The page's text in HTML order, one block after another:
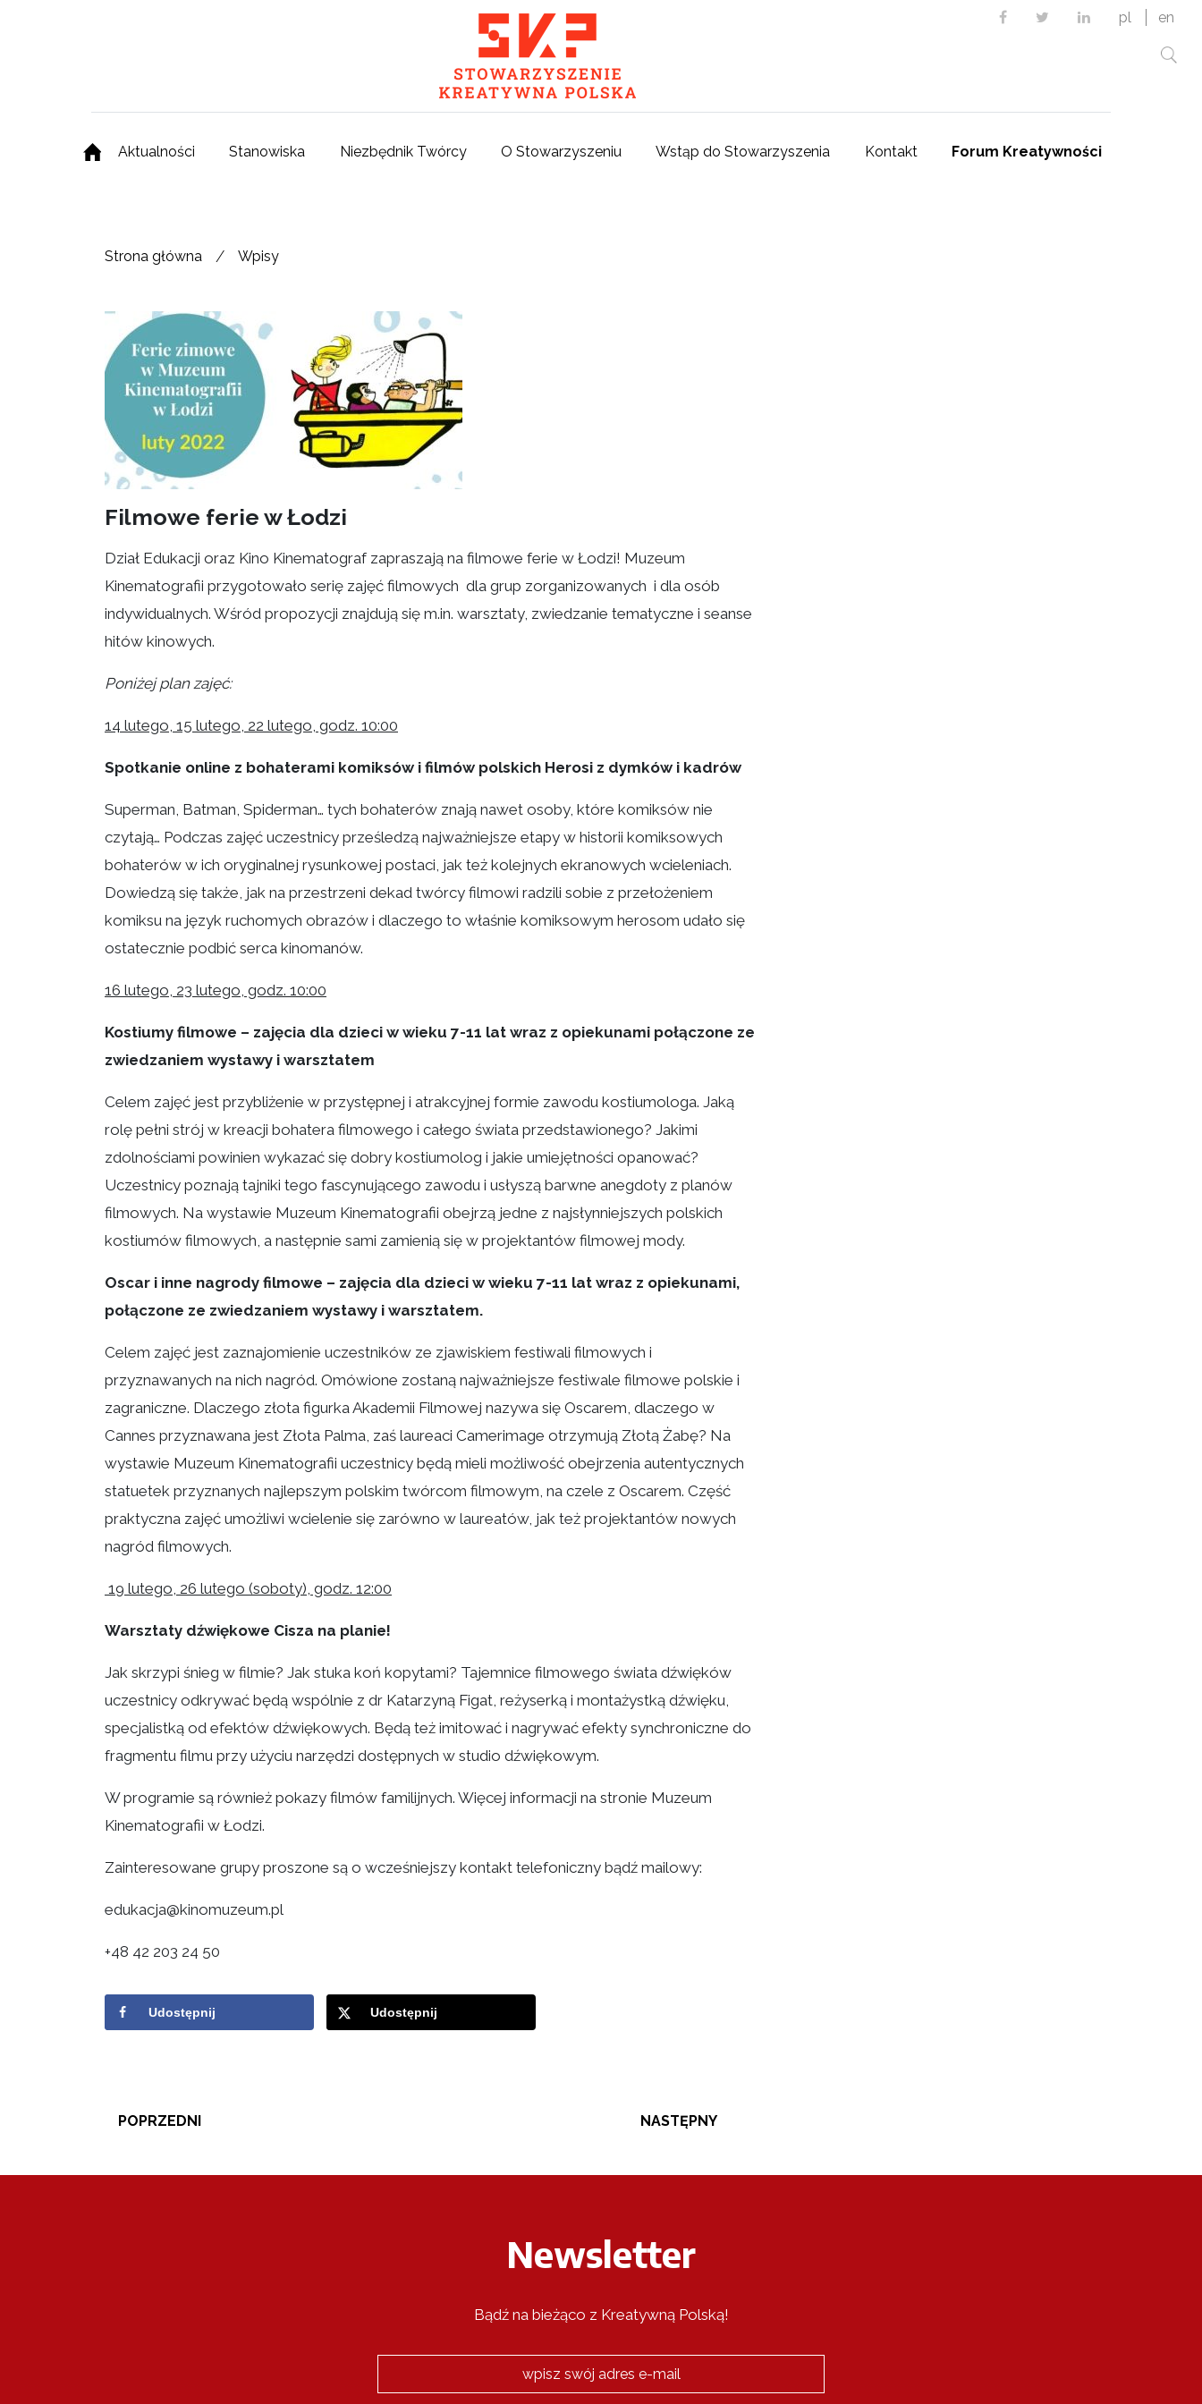
FacebookTwitterLinkedin
pl en
Aktualności Stanowiska Niezbędnik Twórcy O Stowarzyszeniu Wstąp do Stowarzyszenia Kontakt Forum Kreatywności
Strona główna / Wpisy
Filmowe ferie w Łodzi
Dział Edukacji oraz Kino Kinematograf zapraszają na filmowe ferie w Łodzi! Muzeum
Kinematografii przygotowało serię zajęć filmowych dla grup zorganizowanych i dla osób
indywidualnych. Wśród propozycji znajdują się m.in. warsztaty, zwiedzanie tematyczne i seanse
hitów kinowych.
Poniżej plan zajęć:
14 lutego, 15 lutego, 22 lutego, godz. 10:00
Spotkanie online z bohaterami komiksów i filmów polskich Herosi z dymków i kadrów
Superman, Batman, Spiderman… tych bohaterów znają nawet osoby, które komiksów nie
czytają… Podczas zajęć uczestnicy prześledzą najważniejsze etapy w historii komiksowych
bohaterów w ich oryginalnej rysunkowej postaci, jak też kolejnych ekranowych wcieleniach.
Dowiedzą się także, jak na przestrzeni dekad twórcy filmowi radzili sobie z przełożeniem
komiksu na język ruchomych obrazów i dlaczego to właśnie komiksowym herosom udało się
ostatecznie podbić serca kinomanów.
16 lutego, 23 lutego, godz. 10:00
Kostiumy filmowe – zajęcia dla dzieci w wieku 7-11 lat wraz z opiekunami połączone ze
zwiedzaniem wystawy i warsztatem
Celem zajęć jest przybliżenie w przystępnej i atrakcyjnej formie zawodu kostiumologa. Jaką
rolę pełni strój w kreacji bohatera filmowego i całego świata przedstawionego? Jakimi
zdolnościami powinien wykazać się dobry kostiumolog i jakie umiejętności opanować?
Uczestnicy poznają tajniki tego fascynującego zawodu i usłyszą barwne anegdoty z planów
filmowych. Na wystawie Muzeum Kinematografii obejrzą jedne z najsłynniejszych polskich
kostiumów filmowych, a następnie sami zamienią się w projektantów filmowej mody.
Oscar i inne nagrody filmowe – zajęcia dla dzieci w wieku 7-11 lat wraz z opiekunami,
połączone ze zwiedzaniem wystawy i warsztatem.
Celem zajęć jest zaznajomienie uczestników ze zjawiskiem festiwali filmowych i
przyznawanych na nich nagród. Omówione zostaną najważniejsze festiwale filmowe polskie i
zagraniczne. Dlaczego złota figurka Akademii Filmowej nazywa się Oscarem, dlaczego w
Cannes przyznawana jest Złota Palma, zaś laureaci Camerimage otrzymują Złotą Żabę? Na
wystawie Muzeum Kinematografii uczestnicy będą mieli możliwość obejrzenia autentycznych
statuetek przyznanych najlepszym polskim twórcom filmowym, na czele z Oscarem. Część
praktyczna zajęć umożliwi wcielenie się zarówno w laureatów, jak też projektantów nowych
nagród filmowych.
19 lutego, 26 lutego (soboty), godz. 12:00
Warsztaty dźwiękowe Cisza na planie!
Jak skrzypi śnieg w filmie? Jak stuka koń kopytami? Tajemnice filmowego świata dźwięków
uczestnicy odkrywać będą wspólnie z dr Katarzyną Figat, reżyserką i montażystką dźwięku,
specjalistką od efektów dźwiękowych. Będą też imitować i nagrywać efekty synchroniczne do
fragmentu filmu przy użyciu narzędzi dostępnych w studio dźwiękowym.
W programie są również pokazy filmów familijnych. Więcej informacji na stronie Muzeum
Kinematografii w Łodzi.
Zainteresowane grupy proszone są o wcześniejszy kontakt telefoniczny bądź mailowy:
edukacja@kinomuzeum.pl
+48 42 203 24 50
Udostępnij Udostępnij
POPRZEDNI NASTĘPNY
Newsletter
Bądź na bieżąco z Kreatywną Polską!